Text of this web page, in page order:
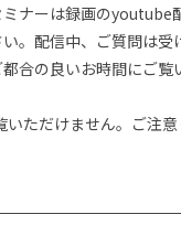
ナーは録画のyoutube
。配信中、ご質問は受
合の良いお時間にご覧
ただけません。ご注意